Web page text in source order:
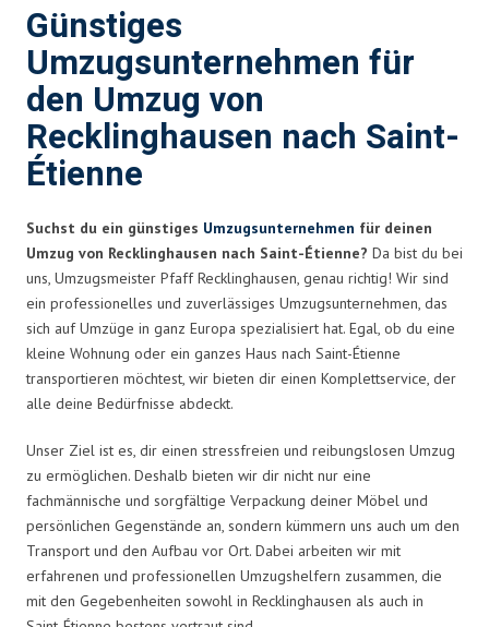
Günstiges
Umzugsunternehmen für
den Umzug von
Recklinghausen nach Saint-
Étienne
Suchst du ein günstiges Umzugsunternehmen für deinen
Umzug von Recklinghausen nach Saint-Étienne? Da bist du bei
uns, Umzugsmeister Pfaff Recklinghausen, genau richtig! Wir sind
ein professionelles und zuverlässiges Umzugsunternehmen, das
sich auf Umzüge in ganz Europa spezialisiert hat. Egal, ob du eine
kleine Wohnung oder ein ganzes Haus nach Saint-Étienne
transportieren möchtest, wir bieten dir einen Komplettservice, der
alle deine Bedürfnisse abdeckt.
Unser Ziel ist es, dir einen stressfreien und reibungslosen Umzug
zu ermöglichen. Deshalb bieten wir dir nicht nur eine
fachmännische und sorgfältige Verpackung deiner Möbel und
persönlichen Gegenstände an, sondern kümmern uns auch um den
Transport und den Aufbau vor Ort. Dabei arbeiten wir mit
erfahrenen und professionellen Umzugshelfern zusammen, die
mit den Gegebenheiten sowohl in Recklinghausen als auch in